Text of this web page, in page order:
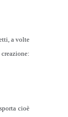
a volte
cioè